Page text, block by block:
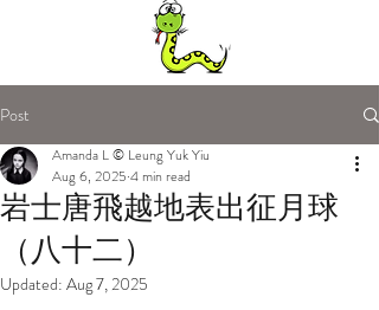
Post
岩士唐飛越地表出征月球
（八十二）
Amanda L © Leung Yuk Yiu
Aug 6, 2025 4 min read
Updated: Aug 7, 2025